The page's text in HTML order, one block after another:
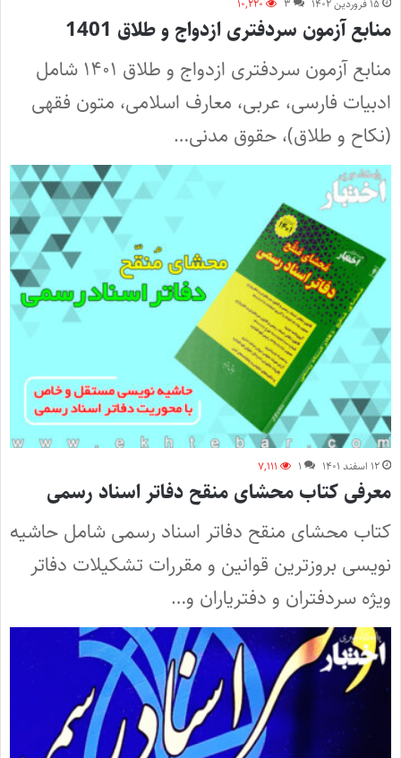
۱۵ فروردین ۱۴۰۲ ۳ ۱۰,۲۲۰
منابع آزمون سردفتری ازدواج و طلاق 1401
منابع آزمون سردفتری ازدواج و طلاق ۱۴۰۱ شامل
ادبیات فارسی، عربی، معارف اسلامی، متون فقهی
(نکاح و طلاق)، حقوق مدنی…
۱۲ اسفند ۱۴۰۱ ۱ ۷,۱۱۱
معرفی کتاب محشای منقح دفاتر اسناد رسمی
کتاب محشای منقح دفاتر اسناد رسمی شامل حاشیه
نویسی بروزترین قوانین و مقررات تشکیلات دفاتر
ویژه سردفتران و دفتریاران و…